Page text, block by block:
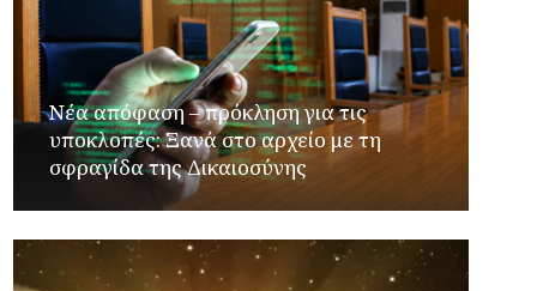
Νέα απόφαση – πρόκληση για τις
υποκλοπές: Ξανά στο αρχείο με τη
σφραγίδα της Δικαιοσύνης